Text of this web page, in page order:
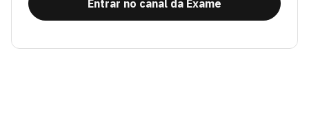
Entrar no canal da Exame